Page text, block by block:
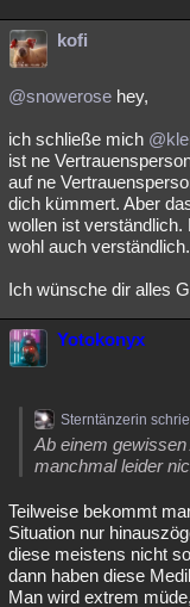
kofi
@snowerose hey,
ich schließe mich
ist ne
auf ne
dich kümmert. Aber
wollen ist
wohl auch
Ich wünsche dir alles
Yotokonyx
Sterntänzerin
Ab einem
manchmal leider
Teilweise bekommt
Situation nur
diese meistens nicht
dann haben diese
Man wird extrem